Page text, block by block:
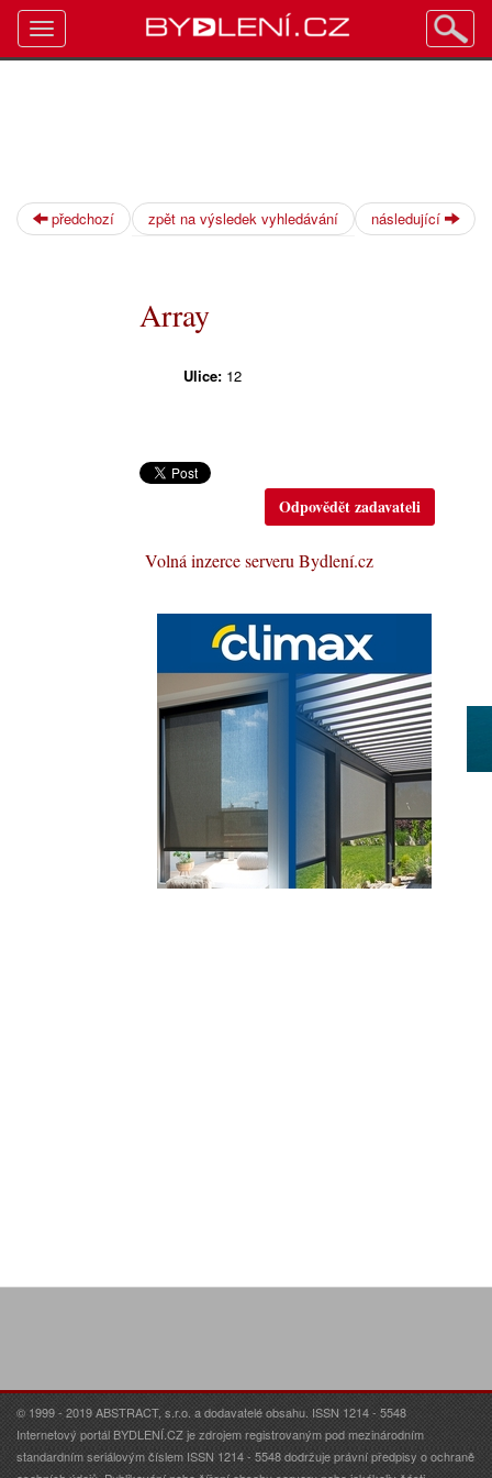
předchozí zpět na výsledek vyhledávání následující
Array
Ulice: 12
Odpovědět zadavateli
Volná inzerce serveru Bydlení.cz
Toggle
navigation
© 1999 - 2019 ABSTRACT, s.r.o. a dodavatelé obsahu. ISSN 1214 - 5548
Internetový portál BYDLENÍ.CZ je zdrojem registrovaným pod mezinárodním
standardním seriálovým číslem ISSN 1214 - 5548 dodržuje právní předpisy o ochraně